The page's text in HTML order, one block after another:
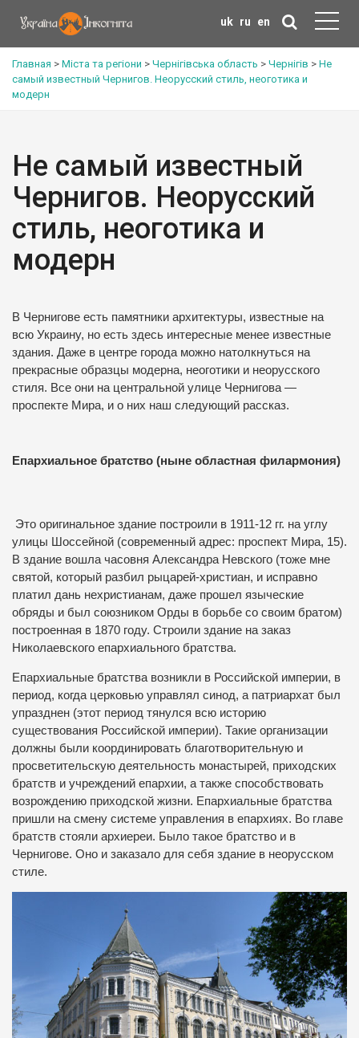
uk ru en
Главная > Міста та регіони > Чернігівська область > Чернігів > Не
самый известный Чернигов. Неорусский стиль, неоготика и
модерн
Не самый известный
Чернигов. Неорусский
стиль, неоготика и
модерн
В Чернигове есть памятники архитектуры, известные на
всю Украину, но есть здесь интересные менее известные
здания. Даже в центре города можно натолкнуться на
прекрасные образцы модерна, неоготики и неорусского
стиля. Все они на центральной улице Чернигова —
проспекте Мира, и о них наш следующий рассказ.
Епархиальное братство (ныне областная филармония)
Это оригинальное здание построили в 1911-12 гг. на углу
улицы Шоссейной (современный адрес: проспект Мира, 15).
В здание вошла часовня Александра Невского (тоже мне
святой, который разбил рыцарей-христиан, и исправно
платил дань нехристианам, даже прошел языческие
обряды и был союзником Орды в борьбе со своим братом)
построенная в 1870 году. Строили здание на заказ
Николаевского епархиального братства.
Епархиальные братства возникли в Российской империи, в
период, когда церковью управлял синод, а патриархат был
упразднен (этот период тянулся всю историю
существования Российской империи). Такие организации
должны были координировать благотворительную и
просветительскую деятельность монастырей, приходских
братств и учреждений епархии, а также способствовать
возрождению приходской жизни. Епархиальные братства
пришли на смену системе управления в епархиях. Во главе
братств стояли архиереи. Было такое братство и в
Чернигове. Оно и заказало для себя здание в неорусском
стиле.